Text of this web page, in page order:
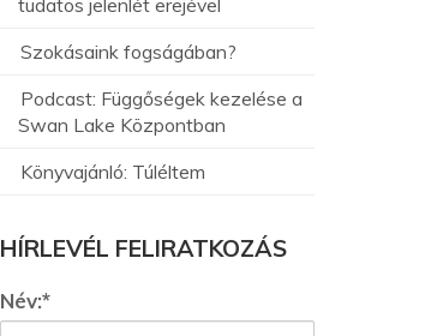
tudatos jelenlét erejével
Szokásaink fogságában?
Podcast: Függőségek kezelése a
Swan Lake Központban
Könyvajánló: Túléltem
HÍRLEVÉL FELIRATKOZÁS
Név:*